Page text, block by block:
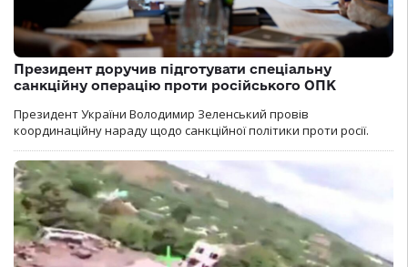
Президент доручив підготувати спеціальну
санкційну операцію проти російського ОПК
Президент України Володимир Зеленський провів
координаційну нараду щодо санкційної політики проти росії.